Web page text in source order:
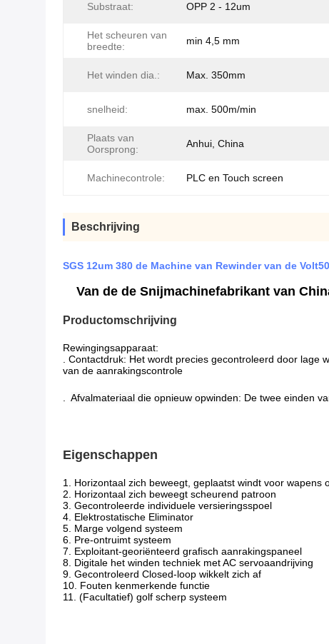
Substraat: OPP 2 - 12um
Het scheuren van
breedte:
min 4,5 mm
Het winden dia.: Max. 350mm
snelheid: max. 500m/min
Plaats van
Oorsprong:
Anhui, China
Machinecontrole: PLC en Touch screen
Beschrijving
SGS 12um 380 de Machine van Rewinder van de
Van de de Snijmachinefabrikant van
Productomschrijving
Rewingingsapparaat:
Contactdruk: Het wordt precies gecontroleerd door lage
van de aanrakingscontrole
Afvalmateriaal die opnieuw opwinden: De twee einden
Eigenschappen
1. Horizontaal zich beweegt, geplaatst windt voor wapens
2. Horizontaal zich beweegt scheurend patroon
3. Gecontroleerde individuele versieringsspoel
4. Elektrostatische Eliminator
5. Marge volgend systeem
6. Pre-ontruimt systeem
7. Exploitant-georiënteerd grafisch aanrakingspaneel
8. Digitale het winden techniek met AC servoaandrijving
9. Gecontroleerd Closed-loop wikkelt zich af
10. Fouten kenmerkende functie
11. (Facultatief) golf scherp systeem